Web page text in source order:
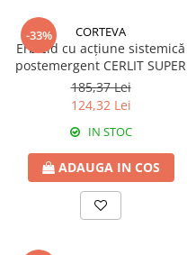
Regulatori de creștere
FLORI ORNAMENTALE
Erbicide
FRUCTE DE PĂDURE
Biostimulatori
GĂLBENELE
Erbicide
MENTĂ
Insecticide
Insecticide
MIRODENII
Fertilizanți foliari
MORCOV
Fertilizanți foliari
-33% CORTEVA
Erbicid cu acțiune sistemică
postemergent CERLIT SUPER
185,37 Lei
124,32 Lei
IN STOC
ADAUGA IN COS